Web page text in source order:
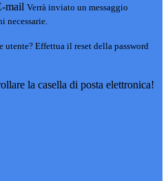
mail Verrà inviato un messaggio
necessarie.
utente? Effettua il reset della password
la casella di posta elettronica!